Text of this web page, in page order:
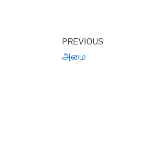
PREVIOUS
அமை